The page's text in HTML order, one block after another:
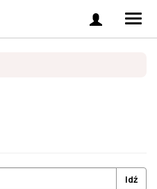
Zaloguj
się
Idź